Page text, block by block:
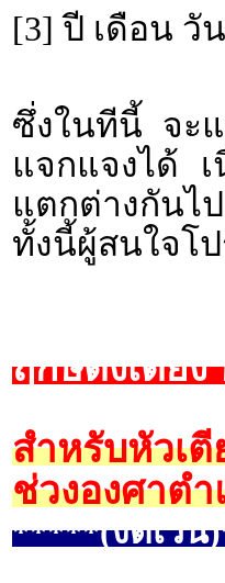
[3] ปี เดือน วั
ซึ่งในทีนี้ จะ
แจกแจงได้
แตกต่างกันไ
ทั้งนี้ผู้สนใจโ
ฤกษ์ตั้งเตียง
สำหรับหัวเตี
ช่วงองศาตำ
*****(งดเว้